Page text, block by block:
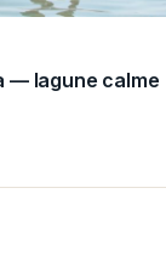
— lagune calme